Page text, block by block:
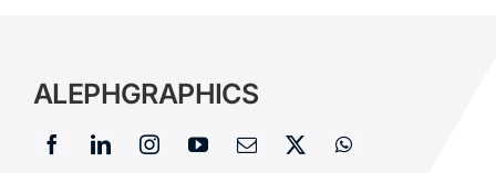
ALEPHGRAPHICS